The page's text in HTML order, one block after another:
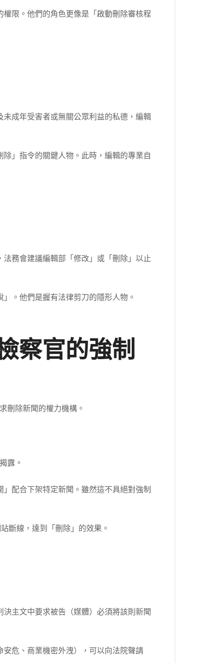
限。他們的角色更像是「啟動刪除審核程
成年受害者或無關公眾利益的私德，編輯
」指令的關鍵人物。此時，編輯的專業自
務會建議編輯部「修改」或「刪除」以止
。他們是握有法律剪刀的隱形人物。
察官的強制
刪除新聞的權力機構。
露。
配合下架特定新聞。雖然這不具絕對強制
斷線，達到「刪除」的效果。
主文中要求被告（媒體）必須將該則新聞
危、商業機密外洩），可以向法院聲請